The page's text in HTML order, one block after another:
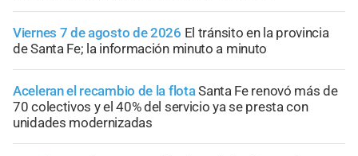
Viernes 7 de agosto de 2026 El tránsito en la provincia
de Santa Fe; la información minuto a minuto
Aceleran el recambio de la flotaSanta Fe renovó más de
70 colectivos y el 40% del servicio ya se presta con
unidades modernizadas